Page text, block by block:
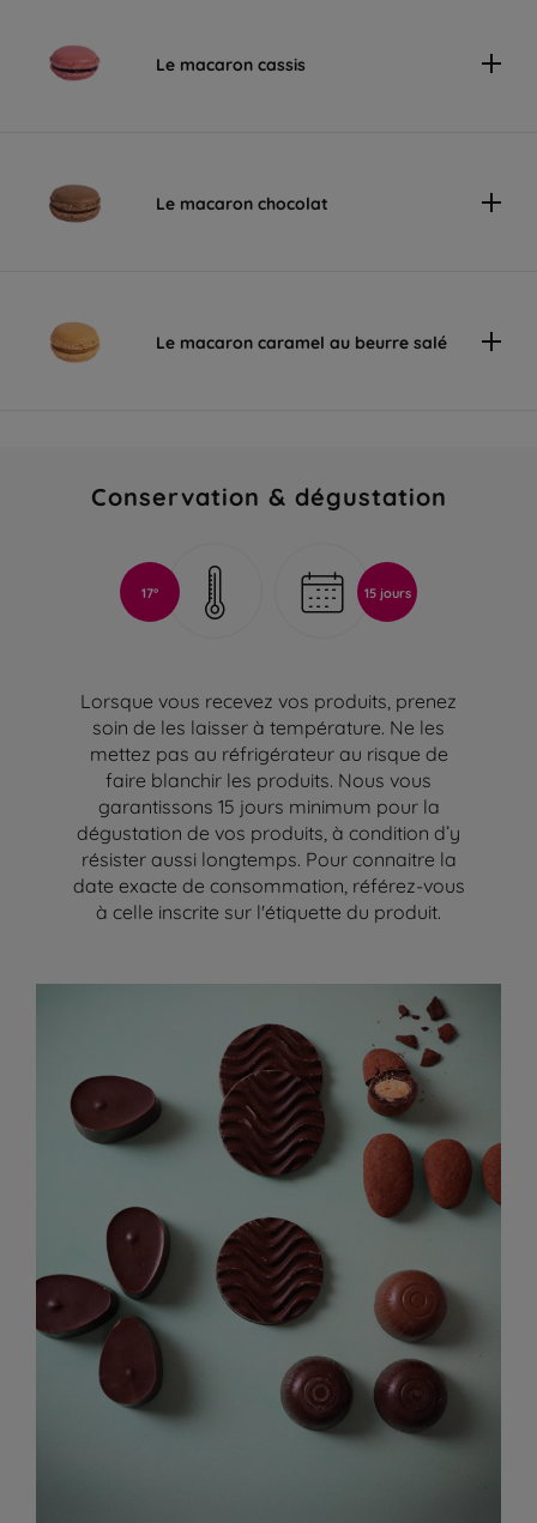
Le macaron cassis
Le macaron chocolat
Le macaron caramel au beurre salé
Conservation & dégustation
17° 15 jours
Lorsque vous recevez vos produits, prenez
soin de les laisser à température. Ne les
mettez pas au réfrigérateur au risque de
faire blanchir les produits. Nous vous
garantissons 15 jours minimum pour la
dégustation de vos produits, à condition d’y
résister aussi longtemps. Pour connaitre la
date exacte de consommation, référez-vous
à celle inscrite sur l'étiquette du produit.